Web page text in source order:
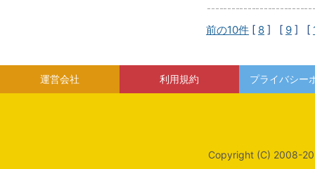
前の10件 [ 8 ] [ 9 ] [
運営会社 利用規約 プライバシー
Copyright (C) 2008-